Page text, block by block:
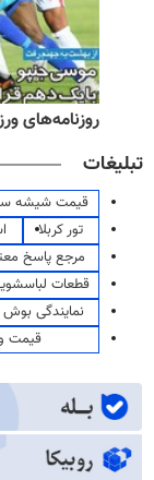
روزنامه‌های ورزشی
تبلیغات
قیمت شیشه
تور کربلا
مرجع پاسخ
قطعات
نمایندگی بوش
قیمت